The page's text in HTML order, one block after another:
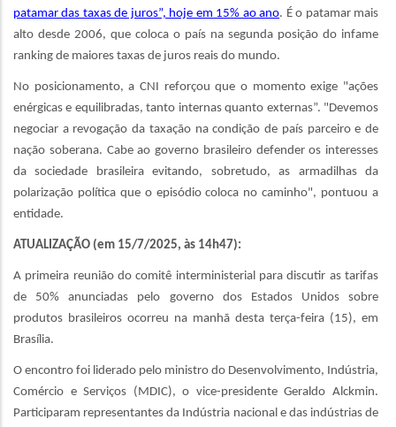
patamar das taxas de juros”, hoje em 15% ao ano. É o patamar mais
alto desde 2006, que coloca o país na segunda posição do infame
ranking de maiores taxas de juros reais do mundo.
No posicionamento, a CNI reforçou que o momento exige "ações
enérgicas e equilibradas, tanto internas quanto externas”. "Devemos
negociar a revogação da taxação na condição de país parceiro e de
nação soberana. Cabe ao governo brasileiro defender os interesses
da sociedade brasileira evitando, sobretudo, as armadilhas da
polarização política que o episódio coloca no caminho", pontuou a
entidade.
ATUALIZAÇÃO (em 15/7/2025, às 14h47):
A primeira reunião do comitê interministerial para discutir as tarifas
de 50% anunciadas pelo governo dos Estados Unidos sobre
produtos brasileiros ocorreu na manhã desta terça-feira (15), em
Brasília.
O encontro foi liderado pelo ministro do Desenvolvimento, Indústria,
Comércio e Serviços (MDIC), o vice-presidente Geraldo Alckmin.
Participaram representantes da Indústria nacional e das indústrias de